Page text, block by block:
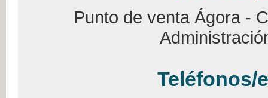
Punto de venta Ágora -
Teléfonos/